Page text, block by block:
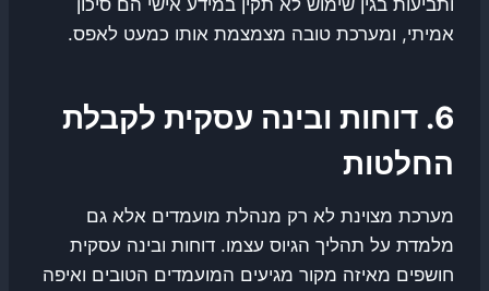
אמיתי, ומערכת טובה מצמצמת אותו כמעט לאפס.
6. דוחות ובינה עסקית לקבלת
החלטות
מערכת מצוינת לא רק מנהלת מועמדים אלא גם
מלמדת על תהליך הגיוס עצמו. דוחות ובינה עסקית
חושפים מאיזה מקור מגיעים המועמדים הטובים ואיפה